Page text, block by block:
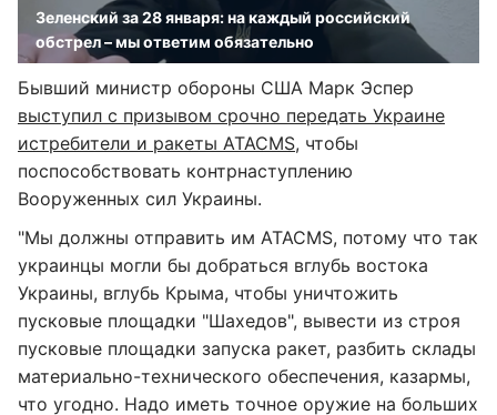
Зеленский за 28 января: на каждый российский
обстрел – мы ответим обязательно
Бывший министр обороны США Марк Эспер
выступил с призывом срочно передать Украине
истребители и ракеты ATACMS, чтобы
поспособствовать контрнаступлению
Вооруженных сил Украины.
"Мы должны отправить им ATACMS, потому что так
украинцы могли бы добраться вглубь востока
Украины, вглубь Крыма, чтобы уничтожить
пусковые площадки "Шахедов", вывести из строя
пусковые площадки запуска ракет, разбить склады
материально-технического обеспечения, казармы,
что угодно. Надо иметь точное оружие на больших